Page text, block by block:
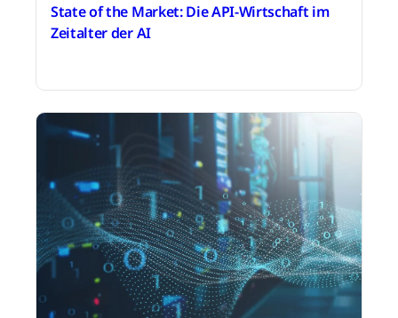
State of the Market: Die API-Wirtschaft im
Zeitalter der AI
5. November 2025